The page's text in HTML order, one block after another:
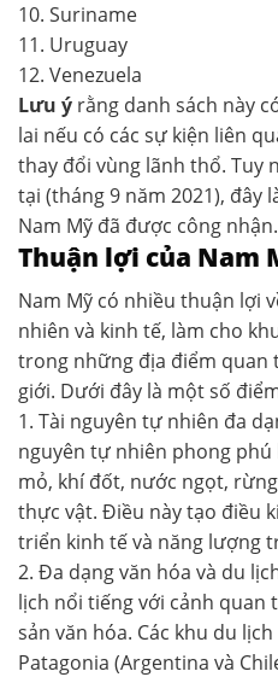
10. Suriname
11. Uruguay
12. Venezuela
Lưu ý rằng danh sách này
lai nếu có các sự kiện liên
thay đổi vùng lãnh thổ. Tuy
tại (tháng 9 năm 2021), đây
Nam Mỹ đã được công nhận.
Thuận lợi của Nam
Nam Mỹ có nhiều thuận lợi
nhiên và kinh tế, làm cho
trong những địa điểm quan
giới. Dưới đây là một số
1. Tài nguyên tự nhiên đa
nguyên tự nhiên phong phú
mỏ, khí đốt, nước ngọt,
thực vật. Điều này tạo điều
triển kinh tế và năng lượng
2. Đa dạng văn hóa và du
lịch nổi tiếng với cảnh quan
sản văn hóa. Các khu du
Patagonia (Argentina và